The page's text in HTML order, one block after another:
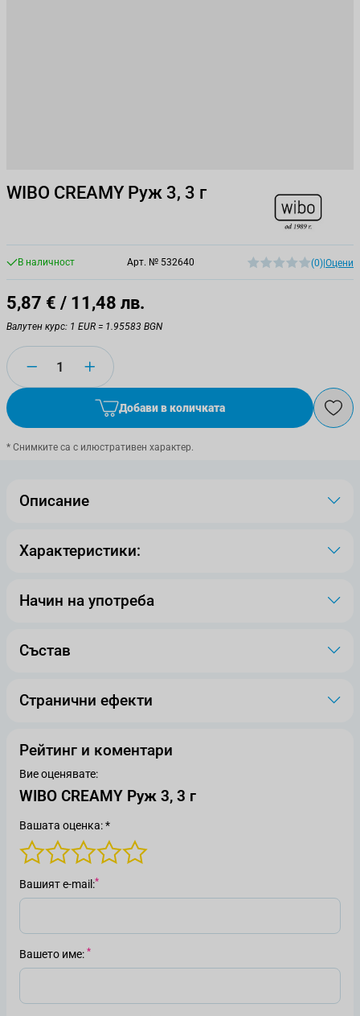
WIBO CREAMY Руж 3, 3 г
В наличност Арт. № 532640 (0)|Оцени
5,87 € / 11,48 лв.
Валутен курс: 1 EUR = 1.95583 BGN
Количество
Добави в количката
* Снимките са с илюстративен характер.
Описание
Характеристики:
Начин на употреба
Състав
Странични ефекти
Рейтинг и коментари
Вие оценявате:
WIBO CREAMY Руж 3, 3 г
Вашата оценка: *
Вашият е-mail
Вашето име